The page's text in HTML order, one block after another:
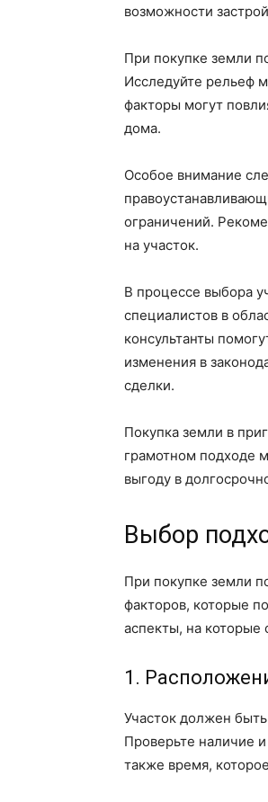
возможности
При покупке земли
Исследуйте рельеф
факторы могут
дома.
Особое внимание
ограничений.
на участок.
В процессе выбора
специалистов в
консультанты
изменения в
сделки.
Покупка земли в
грамотном подходе
выгоду в
Выбор
При покупке земли
факторов, которые
аспекты, на которые
1.
Участок должен
Проверьте наличие
также время,